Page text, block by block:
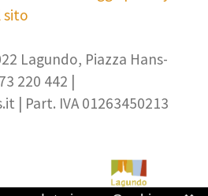
sito
Lagundo, Piazza Hans-
220 442 |
| Part. IVA 01263450213